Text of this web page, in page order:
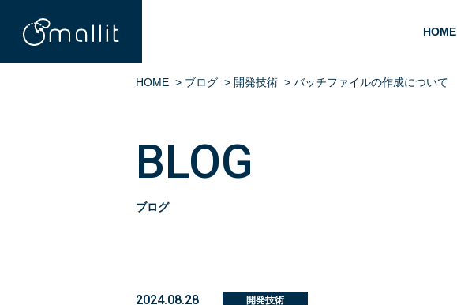
HOME
HOME > ブログ > 開発技術 > バッチファイルの作成について
BLOG
ブログ
2024.08.28 開発技術